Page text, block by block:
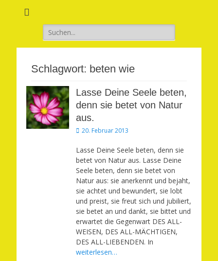
Suchen
nach:
Schlagwort: beten wie
Lasse Deine Seele beten,
denn sie betet von Natur
aus.
Veröffentlicht
20. Februar 2013
Lasse Deine Seele beten, denn sie
betet von Natur aus. Lasse Deine
Seele beten, denn sie betet von
Natur aus: sie anerkennt und bejaht,
sie achtet und bewundert, sie lobt
und preist, sie freut sich und jubiliert,
sie betet an und dankt, sie bittet und
erwartet die Gegenwart DES ALL-
WEISEN, DES ALL-MÄCHTIGEN,
DES ALL-LIEBENDEN. In
weiterlesen…